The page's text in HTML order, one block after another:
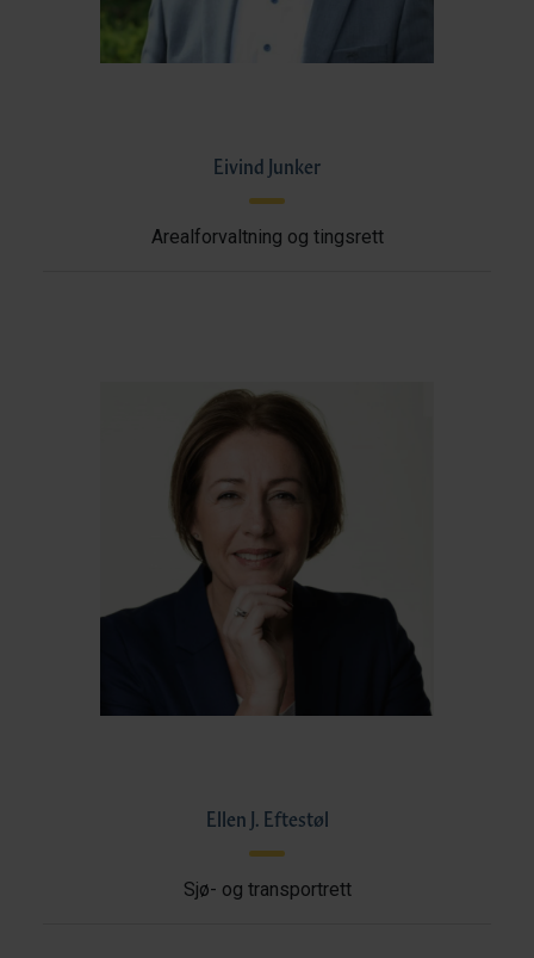
Eivind Junker
Arealforvaltning og tingsrett
Ellen J. Eftestøl
Sjø- og transportrett